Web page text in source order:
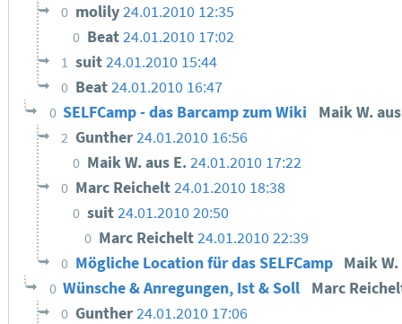
0 molily24.01.2010 12:35
0 Beat24.01.2010 17:02
1 suit24.01.2010 15:44
0 Beat24.01.2010 16:47
0 SELFCamp - das Barcamp zum Wiki Maik W.
2 Gunther24.01.2010 16:56
0 Maik W. aus E.24.01.2010 17:22
0 Marc Reichelt24.01.2010 18:38
0 suit24.01.2010 20:50
0 Marc Reichelt24.01.2010 22:39
0 Mögliche Location für das SELFCamp Maik
0 Wünsche & Anregungen, Ist & Soll Marc
0 Gunther24.01.2010 17:06